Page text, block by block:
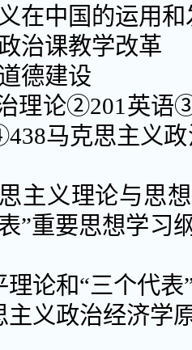
在中国的运用和
治课教学改革
德建设
论②201英语
马克思主义
主义理论与思
”重要思想学习
论和“三个代表
义政治经济学